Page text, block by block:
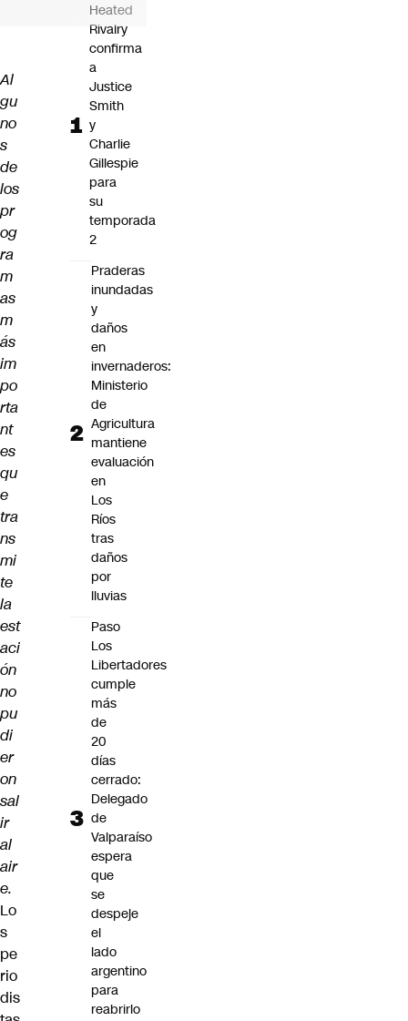
Al
gu
no
s
de
los
pr
og
ra
m
as
m
ás
im
po
rta
nt
es
qu
e
tra
ns
mi
te
la
est
aci
ón
no
pu
di
er
on
sal
ir
al
air
e.
Lo
s
pe
rio
dis
Heated
Rivalry
confirma
a
Justice
Smith
y
Charlie
Gillespie
para
su
temporada
2
Praderas
inundadas
y
daños
en
invernaderos:
Ministerio
de
Agricultura
mantiene
evaluación
en
Los
Ríos
tras
daños
por
lluvias
Paso
Los
Libertadores
cumple
más
de
20
días
cerrado:
Delegado
de
Valparaíso
espera
que
se
despeje
el
lado
argentino
para
reabrirlo